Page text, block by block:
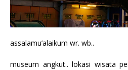
assalamu’alaikum wr. wb..
museum angkut.. lokasi wisata